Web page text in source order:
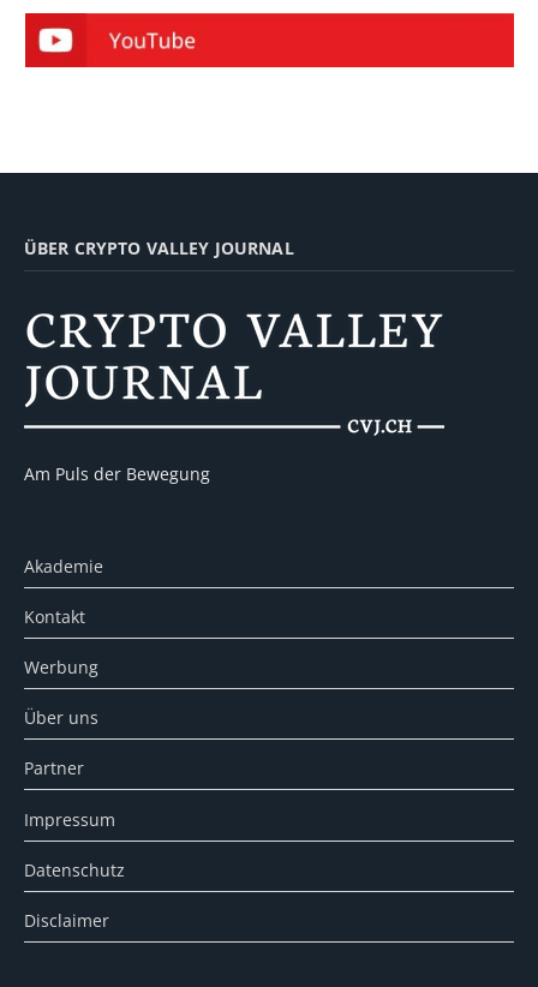
ÜBER CRYPTO VALLEY JOURNAL
Am Puls der Bewegung
Akademie
Kontakt
Werbung
Über uns
Partner
Impressum
Datenschutz
Disclaimer